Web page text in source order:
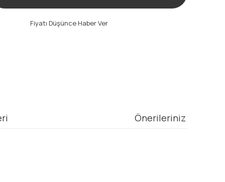
Fiyatı Düşünce Haber Ver
Önerileriniz